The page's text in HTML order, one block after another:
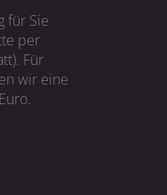
für Sie
per
Für
wir eine